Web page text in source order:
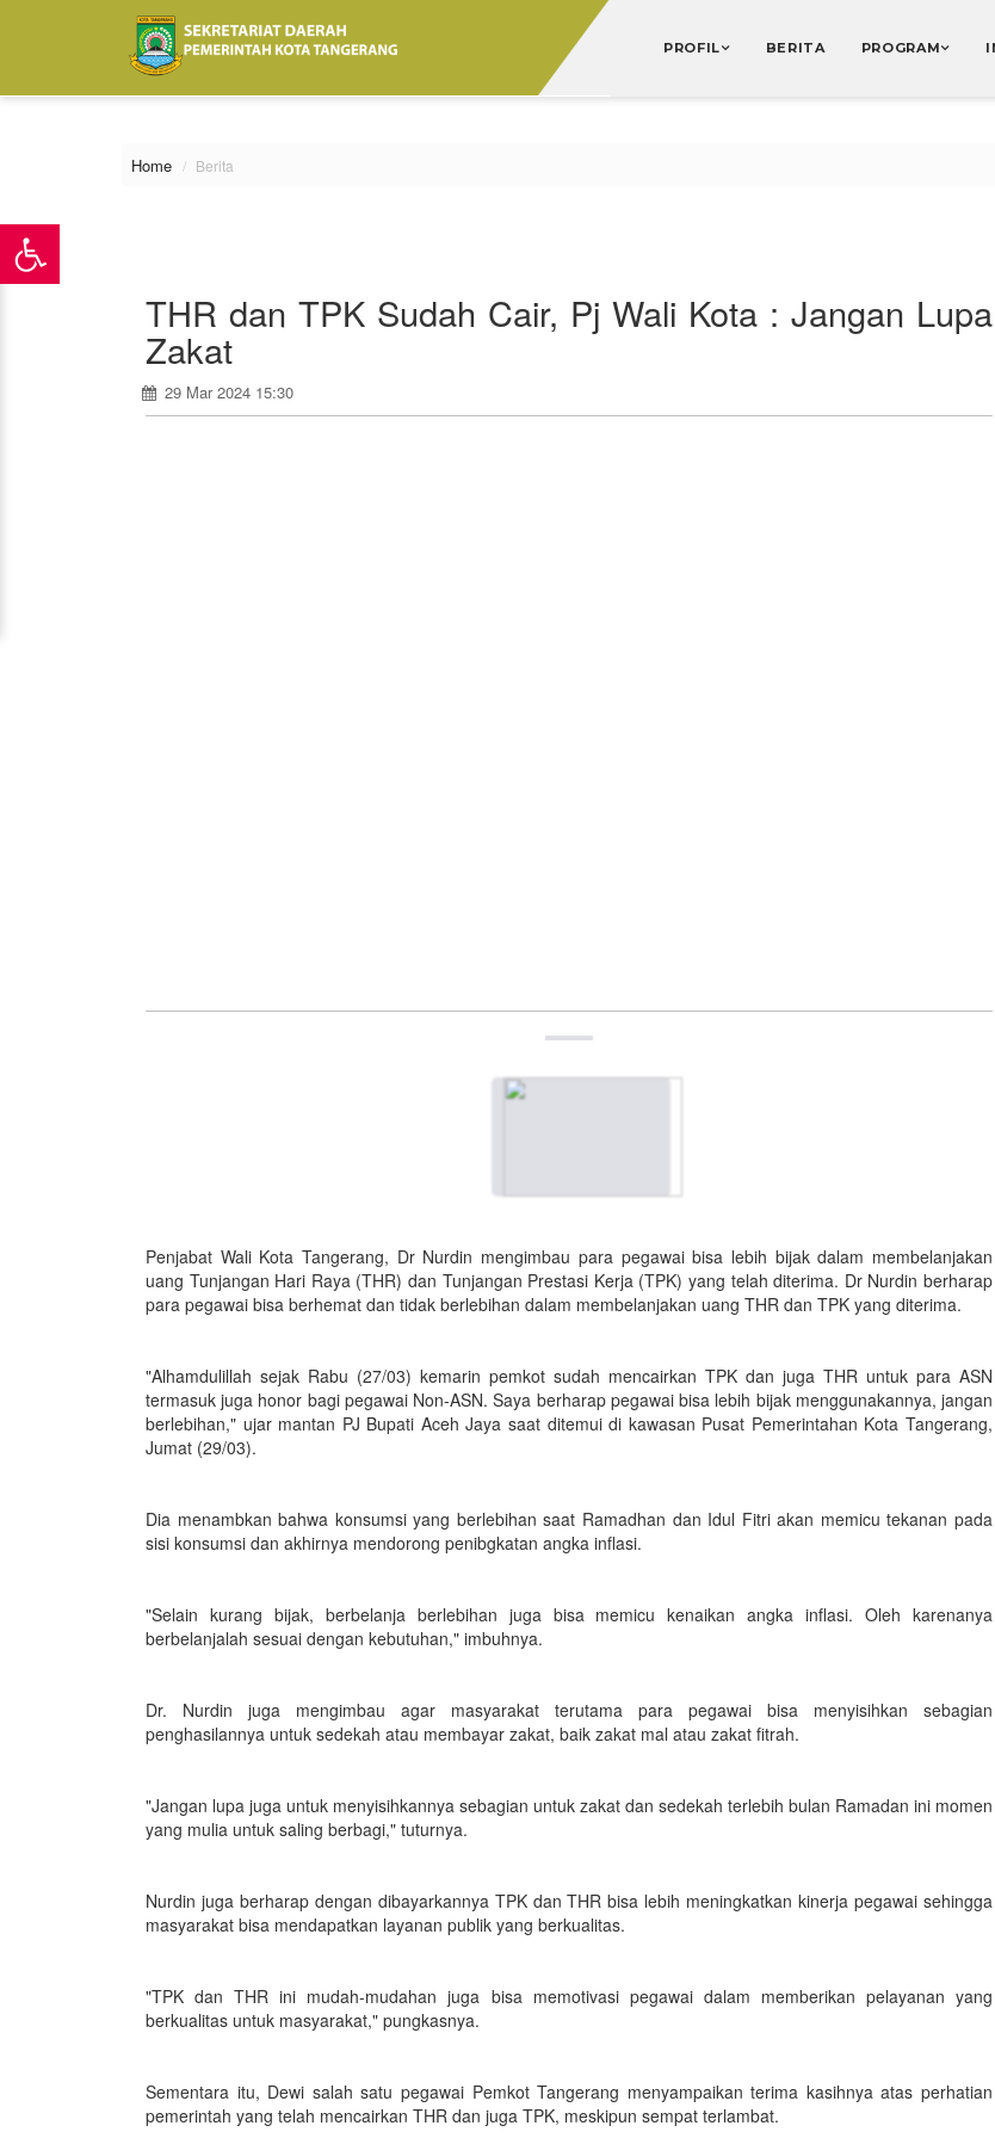
PROFIL BERITA PROGRAM
Home Berita
THR dan TPK Sudah Cair, Pj Wali Kota : Jangan Lupa
Zakat
29 Mar 2024 15:30
Penjabat Wali Kota Tangerang, Dr Nurdin mengimbau para pegawai bisa lebih bijak dalam membelanjakan
uang Tunjangan Hari Raya (THR) dan Tunjangan Prestasi Kerja (TPK) yang telah diterima. Dr Nurdin berharap
para pegawai bisa berhemat dan tidak berlebihan dalam membelanjakan uang THR dan TPK yang diterima.
"Alhamdulillah sejak Rabu (27/03) kemarin pemkot sudah mencairkan TPK dan juga THR untuk para ASN
termasuk juga honor bagi pegawai Non-ASN. Saya berharap pegawai bisa lebih bijak menggunakannya, jangan
berlebihan," ujar mantan PJ Bupati Aceh Jaya saat ditemui di kawasan Pusat Pemerintahan Kota Tangerang,
Jumat (29/03).
Dia menambkan bahwa konsumsi yang berlebihan saat Ramadhan dan Idul Fitri akan memicu tekanan pada
sisi konsumsi dan akhirnya mendorong penibgkatan angka inflasi.
"Selain kurang bijak, berbelanja berlebihan juga bisa memicu kenaikan angka inflasi. Oleh karenanya
berbelanjalah sesuai dengan kebutuhan," imbuhnya.
Dr. Nurdin juga mengimbau agar masyarakat terutama para pegawai bisa menyisihkan sebagian
penghasilannya untuk sedekah atau membayar zakat, baik zakat mal atau zakat fitrah.
"Jangan lupa juga untuk menyisihkannya sebagian untuk zakat dan sedekah terlebih bulan Ramadan ini momen
yang mulia untuk saling berbagi," tuturnya.
Nurdin juga berharap dengan dibayarkannya TPK dan THR bisa lebih meningkatkan kinerja pegawai sehingga
masyarakat bisa mendapatkan layanan publik yang berkualitas.
"TPK dan THR ini mudah-mudahan juga bisa memotivasi pegawai dalam memberikan pelayanan yang
berkualitas untuk masyarakat," pungkasnya.
Sementara itu, Dewi salah satu pegawai Pemkot Tangerang menyampaikan terima kasihnya atas perhatian
pemerintah yang telah mencairkan THR dan juga TPK, meskipun sempat terlambat.